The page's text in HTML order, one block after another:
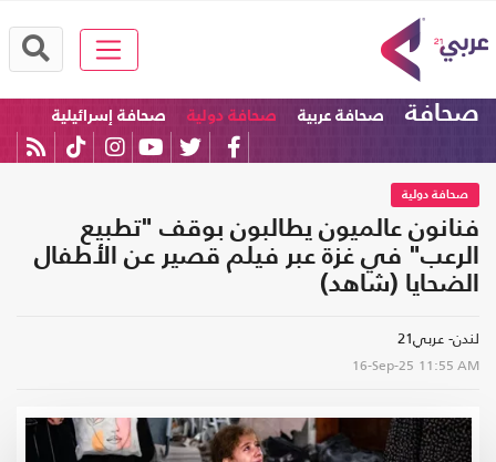
صحافة صحافة عربية صحافة دولية صحافة إسرائيلية
صحافة دولية
فنانون عالميون يطالبون بوقف "تطبيع
الرعب" في غزة عبر فيلم قصير عن الأطفال
الضحايا (شاهد)
لندن- عربي21
16-Sep-25 11:55 AM